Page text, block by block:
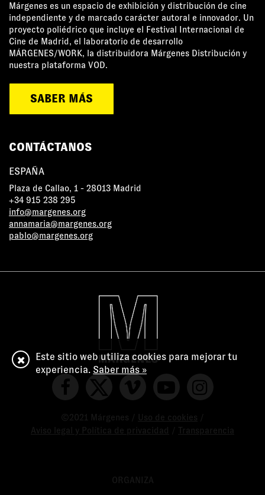
Márgenes es un espacio de exhibición y distribución de cine
independiente y de marcado carácter autoral e innovador. Un
proyecto poliédrico que incluye el Festival Internacional de
Cine de Madrid, el laboratorio de desarrollo
MÁRGENES/WORK, la distribuidora Márgenes Distribución y
nuestra plataforma VOD.
SABER MÁS
CONTÁCTANOS
ESPAÑA
Plaza de Callao, 1 - 28013 Madrid
+34 915 238 295
info@margenes.org
annamaria@margenes.org
pablo@margenes.org
©2021 Márgenes / Uso de cookies
Aviso legal y Política de privacidad
Transparencia
ORGANIZA
Este sitio web utiliza cookies para mejorar tu
experiencia. Saber más »